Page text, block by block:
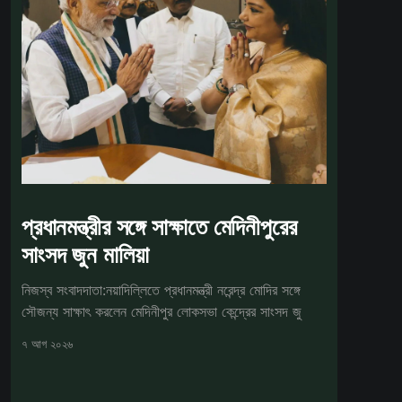
প্রধানমন্ত্রীর সঙ্গে সাক্ষাতে মেদিনীপুরের
সাংসদ জুন মালিয়া
নিজস্ব সংবাদদাতা:নয়াদিল্লিতে প্রধানমন্ত্রী নরেন্দ্র মোদির সঙ্গে
সৌজন্য সাক্ষাৎ করলেন মেদিনীপুর লোকসভা কেন্দ্রের সাংসদ জু
৭ আগ ২০২৬